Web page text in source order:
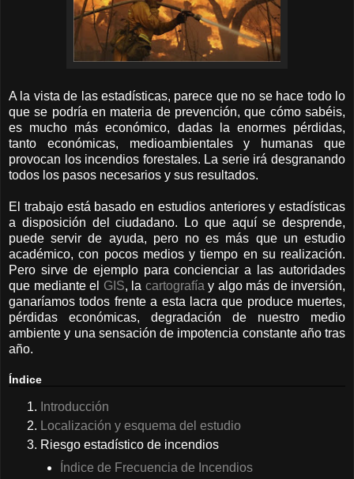
A la vista de las estadísticas, parece que no se hace todo lo
que se podría en materia de prevención, que cómo sabéis,
es mucho más económico, dadas la enormes pérdidas,
tanto económicas, medioambientales y humanas que
provocan los incendios forestales. La serie irá desgranando
todos los pasos necesarios y sus resultados.
El trabajo está basado en estudios anteriores y estadísticas
a disposición del ciudadano. Lo que aquí se desprende,
puede servir de ayuda, pero no es más que un estudio
académico, con pocos medios y tiempo en su realización.
Pero sirve de ejemplo para concienciar a las autoridades
que mediante el GIS, la cartografía y algo más de inversión,
ganaríamos todos frente a esta lacra que produce muertes,
pérdidas económicas, degradación de nuestro medio
ambiente y una sensación de impotencia constante año tras
año.
Índice
Introducción
Localización y esquema del estudio
Riesgo estadístico de incendios
Índice de Frecuencia de Incendios